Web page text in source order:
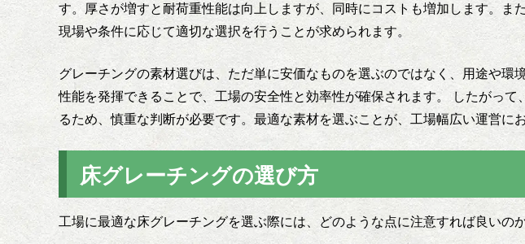
す。厚さが増すと耐荷重性能は向上しますが、同時にコストも増加します。
現場や条件に応じて適切な選択を行うことが求められます。
グレーチングの素材選びは、ただ単に安価なものを選ぶのではなく、用途や
性能を発揮できることで、工場の安全性と効率性が確保されます。 したがっ
るため、慎重な判断が必要です。最適な素材を選ぶことが、工場幅広い運営に
床グレーチングの選び方
工場に最適な床グレーチングを選ぶ際には、どのような点に注意すれば良いの